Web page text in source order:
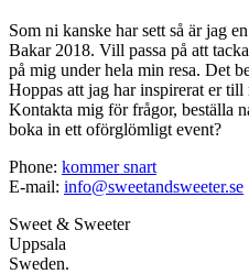
Som ni kanske har sett så är jag
Bakar 2018. Vill passa på att
på mig under hela min resa. Det
Hoppas att jag har inspirerat er
Kontakta mig för frågor, beställa
boka in ett oförglömligt event?
Phone: kommer snart
E-mail: info@sweetandsweeter.se
Sweet & Sweeter
Uppsala
Sweden.